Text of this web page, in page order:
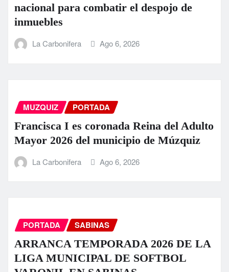
nacional para combatir el despojo de
inmuebles
La Carbonifera Ago 6, 2026
MUZQUIZ PORTADA
Francisca I es coronada Reina del Adulto
Mayor 2026 del municipio de Múzquiz
La Carbonifera Ago 6, 2026
PORTADA SABINAS
ARRANCA TEMPORADA 2026 DE LA
LIGA MUNICIPAL DE SOFTBOL